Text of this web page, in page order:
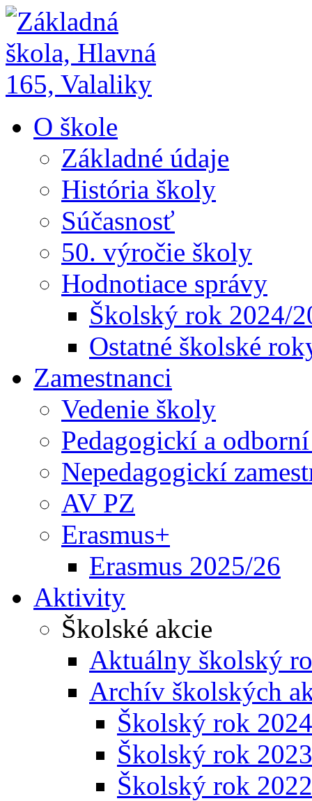
O škole
Základné údaje
História školy
Súčasnosť
50. výročie školy
Hodnotiace správy
Školský rok 2024/
Ostatné školské
Zamestnanci
Vedenie školy
Pedagogickí a
Nepedagogickí
AV PZ
Erasmus+
Erasmus 2025/26
Aktivity
Školské akcie
Aktuálny školský
Archív školských
Školský rok
Školský rok
Školský rok